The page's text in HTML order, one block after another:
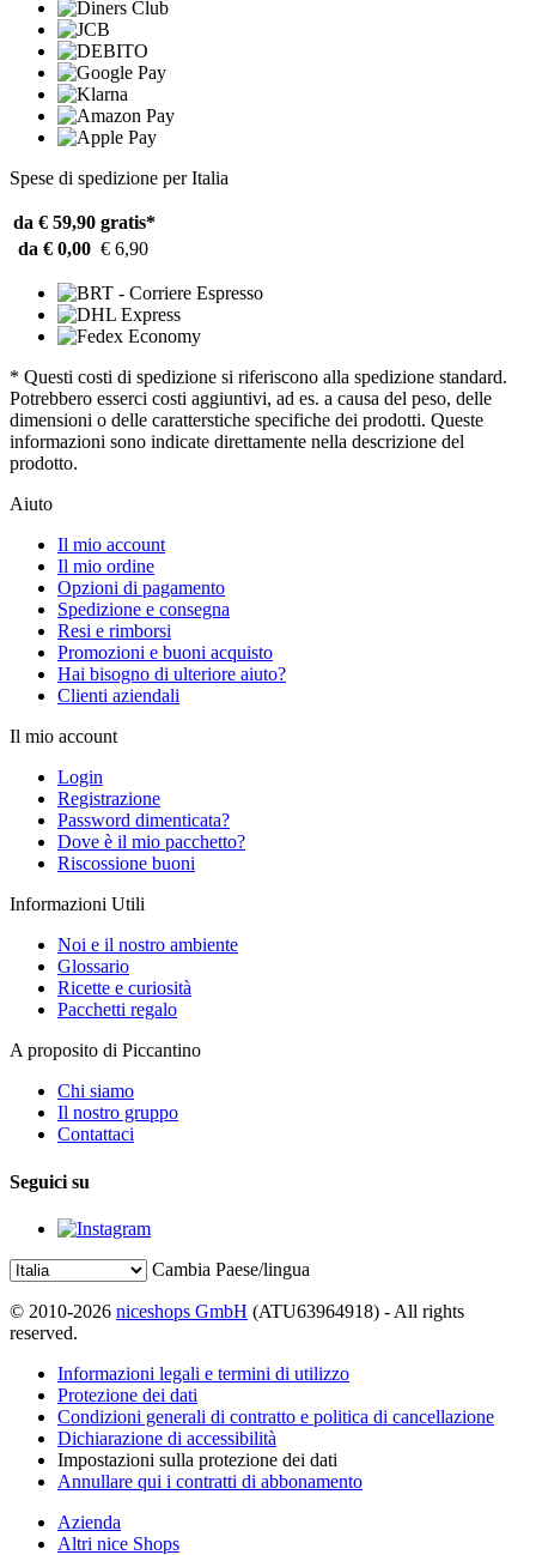
Spese di spedizione per Italia
da € 59,90 gratis*
da € 0,00 € 6,90
* Questi costi di spedizione si riferiscono alla spedizione standard.
Potrebbero esserci costi aggiuntivi, ad es. a causa del peso, delle
dimensioni o delle caratterstiche specifiche dei prodotti. Queste
informazioni sono indicate direttamente nella descrizione del
prodotto.
Aiuto
Il mio account
Il mio ordine
Opzioni di pagamento
Spedizione e consegna
Resi e rimborsi
Promozioni e buoni acquisto
Hai bisogno di ulteriore aiuto?
Clienti aziendali
Il mio account
Login
Registrazione
Password dimenticata?
Dove è il mio pacchetto?
Riscossione buoni
Informazioni Utili
Noi e il nostro ambiente
Glossario
Ricette e curiosità
Pacchetti regalo
A proposito di Piccantino
Chi siamo
Il nostro gruppo
Contattaci
Seguici su
Cambia Paese/lingua
© 2010-2026 niceshops GmbH (ATU63964918) - All rights
reserved.
Informazioni legali e termini di utilizzo
Protezione dei dati
Condizioni generali di contratto e politica di cancellazione
Dichiarazione di accessibilità
Impostazioni sulla protezione dei dati
Annullare qui i contratti di abbonamento
Azienda
Altri nice Shops